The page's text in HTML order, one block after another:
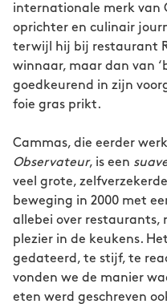
internationale merk van
oprichter en culinair
terwijl hij bij restaurant
winnaar, maar dan van
goedkeurend in zijn
foie gras prikt.
Cammas, die eerder
Observateur, is een
veel grote,
beweging in 2000 met
allebei over restaurants,
plezier in de keukens.
gedateerd, te stijf, te
vonden we de manier
eten werd geschreven